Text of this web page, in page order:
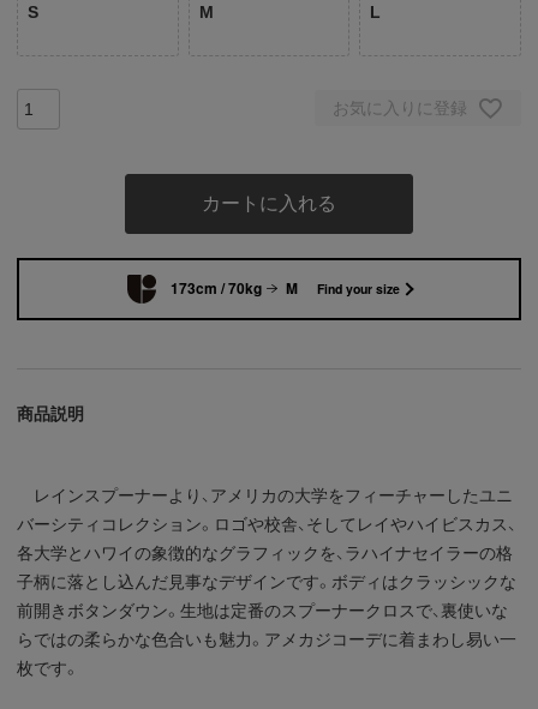
S M L
お気に入りに登録
カートに入れる
173cm / 70kg M Find your size
商品説明
レインスプーナーより、アメリカの大学をフィーチャーしたユニ
バーシティコレクション。ロゴや校舎、そしてレイやハイビスカス、
各大学とハワイの象徴的なグラフィックを、ラハイナセイラーの格
子柄に落とし込んだ見事なデザインです。ボディはクラッシックな
前開きボタンダウン。生地は定番のスプーナークロスで、裏使いな
らではの柔らかな色合いも魅力。アメカジコーデに着まわし易い一
枚です。